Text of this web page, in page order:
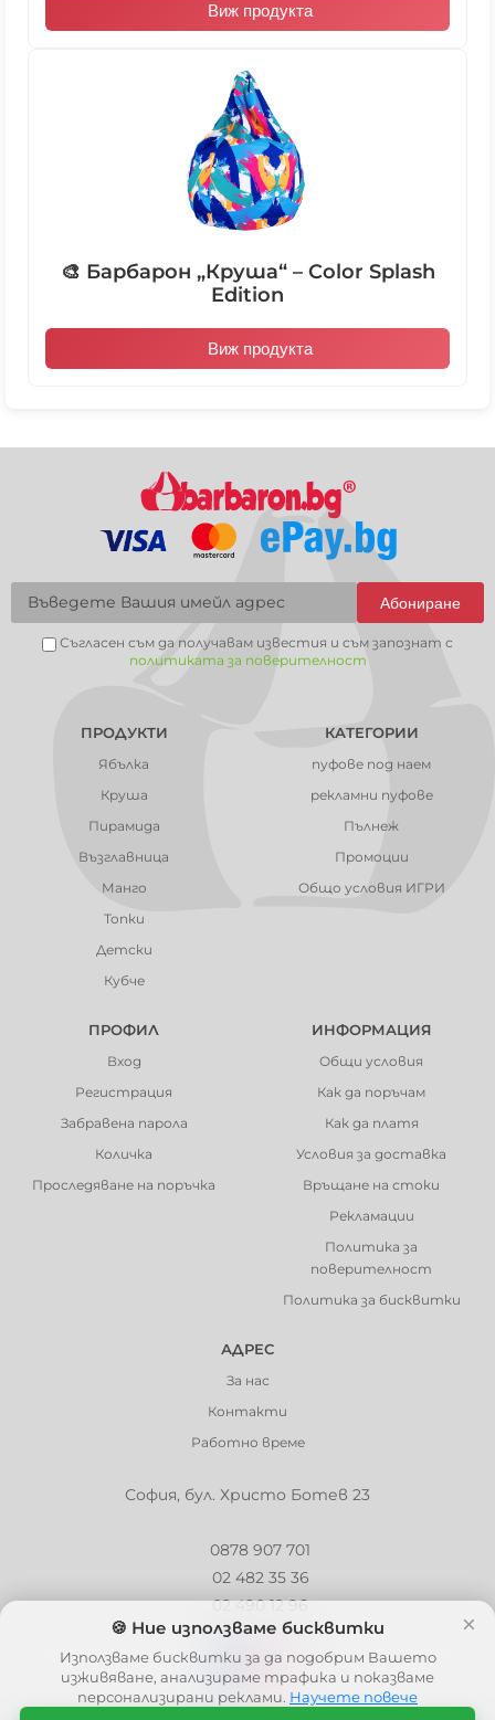
Виж продукта
🎨 Барбарон „Круша“ – Color Splash
Edition
Виж продукта
Абониране
Съгласен съм да получавам известия и съм запознат с
политиката за поверителност
ПРОДУКТИ
Ябълка
Круша
Пирамида
Възглавница
Манго
Топки
Детски
Кубче
КАТЕГОРИИ
пуфове под наем
рекламни пуфове
Пълнеж
Промоции
Общо условия ИГРИ
ПРОФИЛ
Вход
Регистрация
Забравена парола
Количка
Проследяване на поръчка
ИНФОРМАЦИЯ
Общи условия
Как да поръчам
Как да платя
Условия за доставка
Връщане на стоки
Рекламации
Политика за
поверителност
Политика за бисквитки
АДРЕС
За нас
Контакти
Работно време
София, бул. Христо Ботев 23
0878 907 701
02 482 35 36
02 490 12 96
info@barbaron.bg
×
🍪 Ние използваме бисквитки
Използваме бисквитки за да подобрим Вашето
изживяване, анализираме трафика и показваме
персонализирани реклами. Научете повече